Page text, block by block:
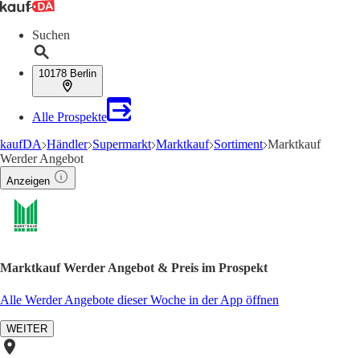
Suchen
10178 Berlin
Alle Prospekte
kaufDA Händler Supermarkt Marktkauf Sortiment Marktkauf
Werder Angebot
Anzeigen
Marktkauf Werder Angebot & Preis im Prospekt
Alle Werder Angebote dieser Woche in der App öffnen
WEITER